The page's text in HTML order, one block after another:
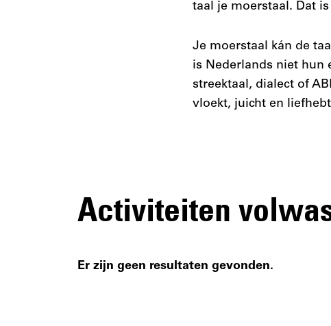
taal je moerstaal. Dat
Je moerstaal kán de
is Nederlands niet hun
streektaal, dialect of
vloekt, juicht en
Activiteiten
Er zijn geen resultaten gevonden.